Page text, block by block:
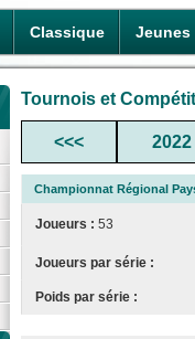
Classique Jeunes
Tournois et
<<< 2022
Championnat Régional
Joueurs : 53
Joueurs par série :
Poids par série :